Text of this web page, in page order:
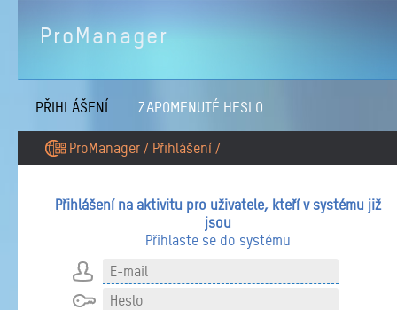
ProManager
PŘIHLÁŠENÍ ZAPOMENUTÉ HESLO
ProManager / Přihlášení /
Přihlášení na aktivitu pro uživatele, kteří v systému již
jsou
Přihlaste se do systému